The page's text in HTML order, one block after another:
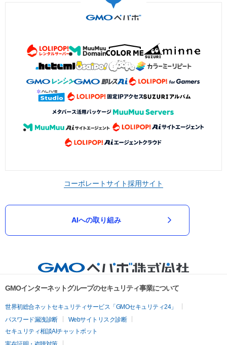
コーポレートサイト採用サイト
AIへの取り組み
GMOインターネットグループのセキュリティ事業について
世界初総合ネットセキュリティサービス「GMOセキュリティ24」
パスワード漏洩診断
Webサイトリスク診断
セキュリティ相談AIチャットボット